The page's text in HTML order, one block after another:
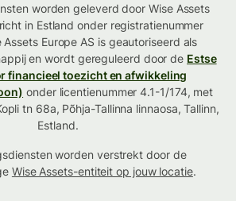
worden geleverd door Wise Assets
in Estland onder registratienummer
Assets Europe AS is geautoriseerd als
en wordt gereguleerd door de Estse
financieel toezicht en afwikkeling
onder licentienummer 4.1-1/174, met
tn 68a, Põhja-Tallinna linnaosa, Tallinn,
Estland.
worden verstrekt door de
Wise Assets-entiteit op jouw locatie.